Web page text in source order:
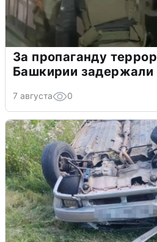
За пропаганду
Башкирии задержали
7 августа 0